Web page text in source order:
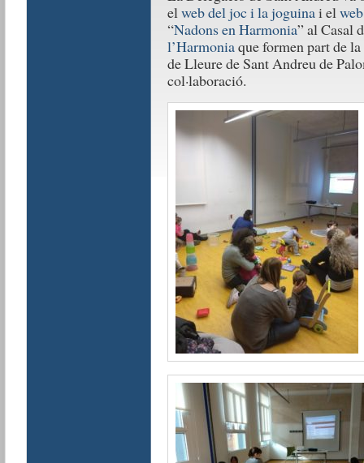
el web del joc i la joguinai el
“Nadons en Harmonia” al Casal
l’Harmoniaque formen part de
de Lleure de Sant Andreu de
col·laboració.